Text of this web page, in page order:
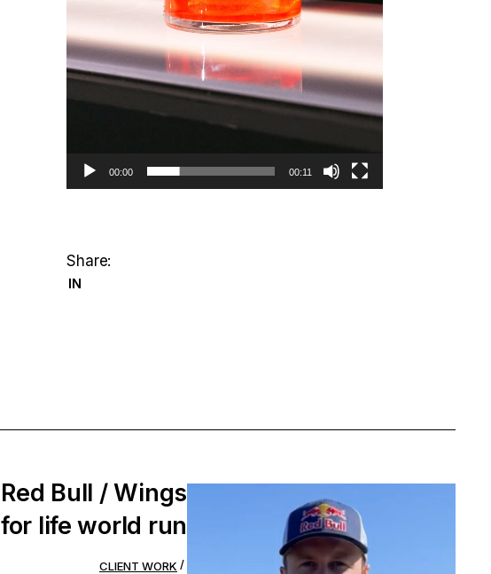
00:00 00:11
Share:
IN
Red Bull / Wings
for life world run
CLIENT WORK